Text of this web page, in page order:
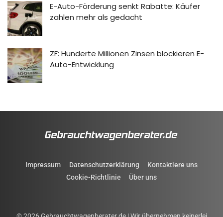
E-Auto-Förderung senkt Rabatte: Käufer
zahlen mehr als gedacht
ZF: Hunderte Millionen Zinsen blockieren E-
Auto-Entwicklung
Impressum Datenschutzerklärung
Kontaktiere uns
Cookie-Richtlinie
Über uns